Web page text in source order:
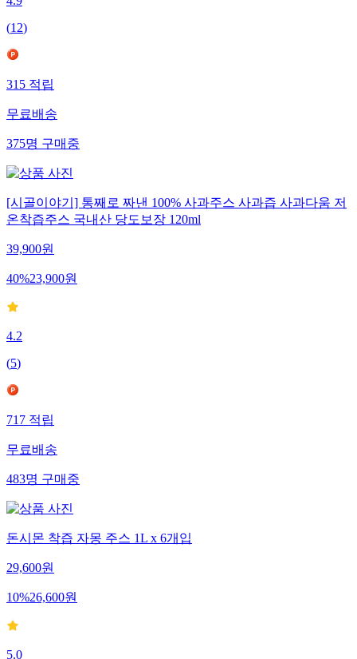
4.9
(12)
315적립
무료배송
375명구매중
[시골이야기] 통째로 짜낸 100% 사과주스 사과즙 사과다움 저
온착즙주스 국내산 당도보장 120ml
39,900원
40%23,900원
4.2
(5)
717적립
무료배송
483명구매중
돈시몬 착즙 자몽 주스 1L x 6개입
29,600원
10%26,600원